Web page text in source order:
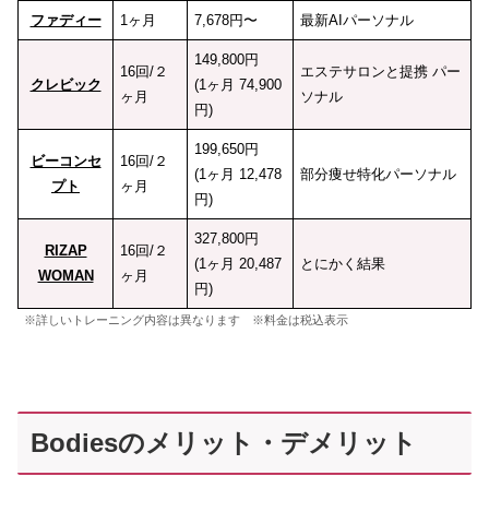
ファディー 1ヶ月 7,678円〜 最新AIパーソナル
クレビック
16回/２
ヶ月
149,800円
(1ヶ月 74,900
円)
エステサロンと提携 パー
ソナル
ビーコンセ
プト
16回/２
ヶ月
199,650円
(1ヶ月 12,478
円)
部分痩せ特化パーソナル
RIZAP
WOMAN
16回/２
ヶ月
327,800円
(1ヶ月 20,487
円)
とにかく結果
※詳しいトレーニング内容は異なります ※料金は税込表示
Bodiesのメリット・デメリット